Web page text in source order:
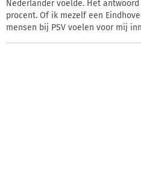
Nederlander voelde. Het
procent. Of ik mezelf een
mensen bij PSV voelen voor mij